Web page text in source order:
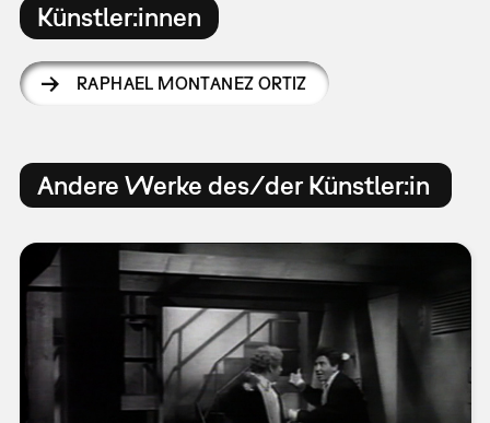
Künstler:innen
RAPHAEL MONTANEZ ORTIZ
Andere Werke des/der Künstler:in